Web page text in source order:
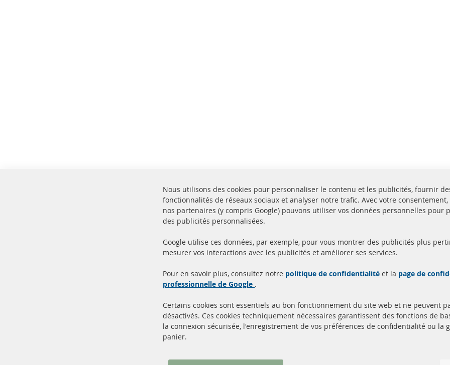
Livraison en 24 heures
Produits en stock
Toutes les pièces sont
homologuées avec la
d'homologation e
Quick Links
Filtres à particules diesel (FPD)
Service Clients
à propos de nous
Nous utilisons des cookies pour personnaliser le contenu et les publicités, fournir
fonctionnalités de réseaux sociaux et analyser notre trafic. Avec votre
nos partenaires (y compris Google) pouvons utiliser vos données personnelles pour
des publicités personnalisées.
Google utilise ces données, par exemple, pour vous montrer des publicités plus
mesurer vos interactions avec les publicités et améliorer ses services.
Pour en savoir plus, consultez notre politique de confidentialitéet la page de
professionnelle de Google .
Certains cookies sont essentiels au bon fonctionnement du site web et ne peuvent
désactivés. Ces cookies techniquement nécessaires garantissent des fonctions de
la connexion sécurisée, l'enregistrement de vos préférences de confidentialité ou la
panier.